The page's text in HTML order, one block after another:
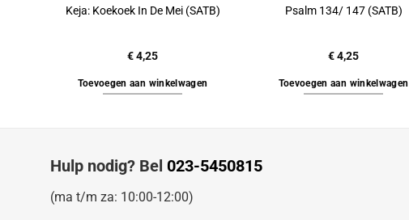
Keja: Koekoek In De Mei (SATB)
€4,25
Toevoegen aan winkelwagen
Psalm 134/ 147 (SATB)
€4,25
Toevoegen aan winkelwagen
Hulp nodig? Bel 023-5450815
(ma t/m za: 10:00-12:00)